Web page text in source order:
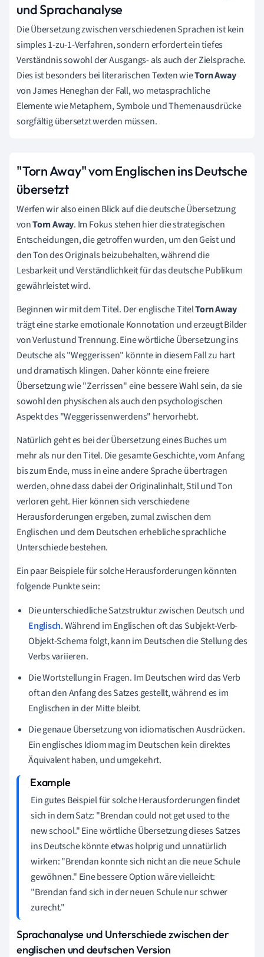
und Sprachanalyse
Die Übersetzung zwischen verschiedenen Sprachen ist kein
simples 1-zu-1-Verfahren, sondern erfordert ein tiefes
Verständnis sowohl der Ausgangs- als auch der Zielsprache.
Dies ist besonders bei literarischen Texten wieTorn Away
von James Heneghan der Fall, wo metasprachliche
Elemente wie Metaphern, Symbole und Themenausdrücke
sorgfältig übersetzt werden müssen.
"Torn Away" vom Englischen ins Deutsche
übersetzt
Werfen wir also einen Blick auf die deutsche Übersetzung
vonTorn Away. Im Fokus stehen hier die strategischen
Entscheidungen, die getroffen wurden, um den Geist und
den Ton des Originals beizubehalten, während die
Lesbarkeit und Verständlichkeit für das deutsche Publikum
gewährleistet wird.
Beginnen wir mit dem Titel. Der englische TitelTorn Away
trägt eine starke emotionale Konnotation und erzeugt Bilder
von Verlust und Trennung. Eine wörtliche Übersetzung ins
Deutsche als "Weggerissen" könnte in diesem Fall zu hart
und dramatisch klingen. Daher könnte eine freiere
Übersetzung wie "Zerrissen" eine bessere Wahl sein, da sie
sowohl den physischen als auch den psychologischen
Aspekt des "Weggerissenwerdens" hervorhebt.
Natürlich geht es bei der Übersetzung eines Buches um
mehr als nur den Titel. Die gesamte Geschichte, vom Anfang
bis zum Ende, muss in eine andere Sprache übertragen
werden, ohne dass dabei der Originalinhalt, Stil und Ton
verloren geht. Hier können sich verschiedene
Herausforderungen ergeben, zumal zwischen dem
Englischen und dem Deutschen erhebliche sprachliche
Unterschiede bestehen.
Ein paar Beispiele für solche Herausforderungen könnten
folgende Punkte sein:
Die unterschiedliche Satzstruktur zwischen Deutsch und
Englisch. Während im Englischen oft das Subjekt-Verb-
Objekt-Schema folgt, kann im Deutschen die Stellung des
Verbs variieren.
Die Wortstellung in Fragen. Im Deutschen wird das Verb
oft an den Anfang des Satzes gestellt, während es im
Englischen in der Mitte bleibt.
Die genaue Übersetzung von idiomatischen Ausdrücken.
Ein englisches Idiom mag im Deutschen kein direktes
Äquivalent haben, und umgekehrt.
Ein gutes Beispiel für solche Herausforderungen findet
sich in dem Satz: "Brendan could not get used to the
new school." Eine wörtliche Übersetzung dieses Satzes
ins Deutsche könnte etwas holprig und unnatürlich
wirken: "Brendan konnte sich nicht an die neue Schule
gewöhnen." Eine bessere Option wäre vielleicht:
"Brendan fand sich in der neuen Schule nur schwer
zurecht."
Sprachanalyse und Unterschiede zwischen der
englischen und deutschen Version